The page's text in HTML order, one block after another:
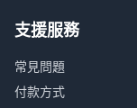
支援服務
常見問題
付款方式